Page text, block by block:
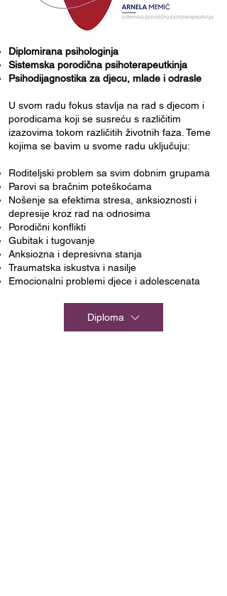
Diplomirana psihologinja
Sistemska porodična psihoterapeutkinja
Psihodijagnostika za djecu, mlade i odrasle
U svom radu fokus stavlja na rad s djecom i
porodicama koji se susreću s različitim
izazovima tokom različitih životnih faza. Teme
kojima se bavim u svome radu uključuju:
Roditeljski problem sa svim dobnim grupama
Parovi sa bračnim poteškoćama
Nošenje sa efektima stresa, anksioznosti i
depresije kroz rad na odnosima
Porodični konflikti
Gubitak i tugovanje
Anksiozna i depresivna stanja
Traumatska iskustva i nasilje
Emocionalni problemi djece i adolescenata
Diploma